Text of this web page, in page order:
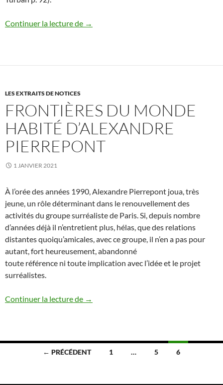
Continuer la lecture de Madeline Turban
→
LES EXTRAITS DE NOTICES
FRONTIÈRES DU MONDE
HABITÉ D’ALEXANDRE
PIERREPONT
1 JANVIER 2021
À l’orée des années 1990, Alexandre Pierrepont joua, très
jeune, un rôle déterminant dans le renouvellement des
activités du groupe surréaliste de Paris. Si, depuis nombre
d’années déjà il n’entretient plus, hélas, que des relations
distantes quoiqu’amicales, avec ce groupe, il n’en a pas pour
autant, fort heureusement, abandonné
toute référence ni toute implication avec l’idée et le projet
surréalistes.
Continuer la lecture de Frontières du monde habité
→
Navigation← PRÉCÉDENT 1 … 5 6